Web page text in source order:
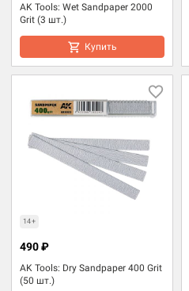
AK Tools: Wet Sandpaper 2000
Grit (3 шт.)
Купить
14+
AK Tools: Dry Sandpaper 400 Grit
(50 шт.)
490 ₽